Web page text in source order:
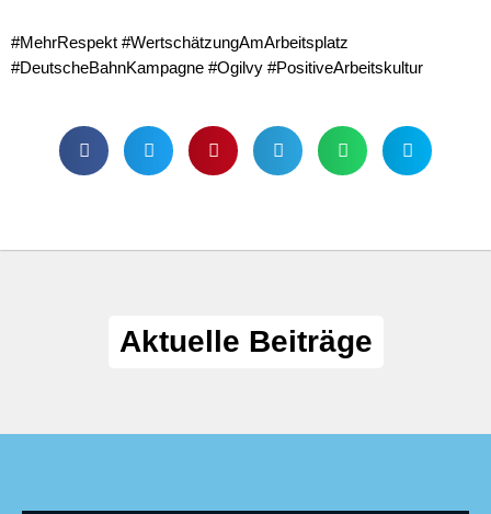
#MehrRespekt #WertschätzungAmArbeitsplatz
#DeutscheBahnKampagne #Ogilvy #PositiveArbeitskultur
Aktuelle Beiträge